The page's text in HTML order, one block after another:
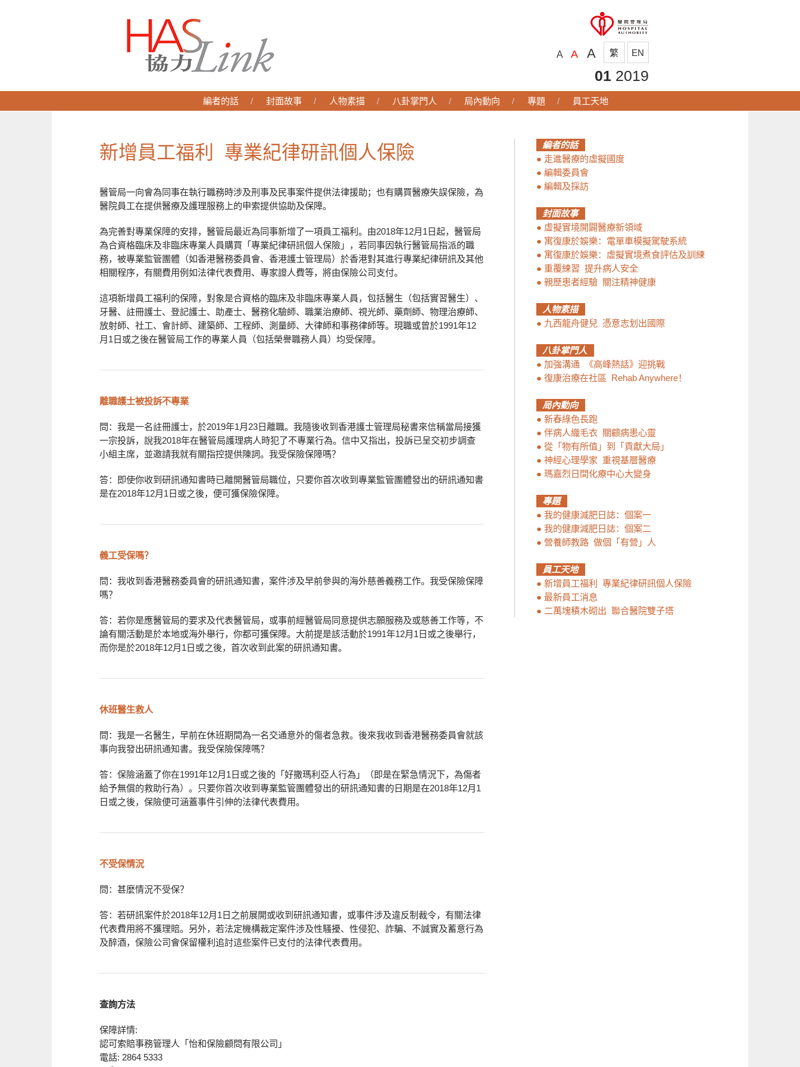
A A A 繁 EN
012019
編者的話 封面故事 人物素描 八卦掌門人 局內動向 專題 員工天地
新增員工福利 專業紀律研訊個人保險
醫管局一向會為同事在執行職務時涉及刑事及民事案件提供法律援助；也有購買醫療失誤保險，為
醫院員工在提供醫療及護理服務上的申索提供協助及保障。
為完善對專業保障的安排，醫管局最近為同事新增了一項員工福利。由2018年12月1日起，醫管局
為合資格臨床及非臨床專業人員購買「專業紀律研訊個人保險」，若同事因執行醫管局指派的職
務，被專業監管團體（如香港醫務委員會、香港護士管理局）於香港對其進行專業紀律研訊及其他
相關程序，有關費用例如法律代表費用、專家證人費等，將由保險公司支付。
這項新增員工福利的保障，對象是合資格的臨床及非臨床專業人員，包括醫生（包括實習醫生）、
牙醫、註冊護士、登記護士、助產士、醫務化驗師、職業治療師、視光師、藥劑師、物理治療師、
放射師、社工、會計師、建築師、工程師、測量師、大律師和事務律師等。現職或曾於1991年12
月1日或之後在醫管局工作的專業人員（包括榮譽職務人員）均受保障。
離職護士被投訴不專業
問：我是一名註冊護士，於2019年1月23日離職。我隨後收到香港護士管理局秘書來信稱當局接獲
一宗投訴，說我2018年在醫管局護理病人時犯了不專業行為。信中又指出，投訴已呈交初步調查
小組主席，並邀請我就有關指控提供陳詞。我受保險保障嗎？
答：即使你收到研訊通知書時已離開醫管局職位，只要你首次收到專業監管團體發出的研訊通知書
是在2018年12月1日或之後，便可獲保險保障。
義工受保嗎？
問：我收到香港醫務委員會的研訊通知書，案件涉及早前參與的海外慈善義務工作。我受保險保障
嗎？
答：若你是應醫管局的要求及代表醫管局，或事前經醫管局同意提供志願服務及或慈善工作等，不
論有關活動是於本地或海外舉行，你都可獲保障。大前提是該活動於1991年12月1日或之後舉行，
而你是於2018年12月1日或之後，首次收到此案的研訊通知書。
休班醫生救人
問：我是一名醫生，早前在休班期間為一名交通意外的傷者急救。後來我收到香港醫務委員會就該
事向我發出研訊通知書。我受保險保障嗎？
答：保險涵蓋了你在1991年12月1日或之後的「好撒瑪利亞人行為」（即是在緊急情況下，為傷者
給予無償的救助行為）。只要你首次收到專業監管團體發出的研訊通知書的日期是在2018年12月1
日或之後，保險便可涵蓋事件引伸的法律代表費用。
不受保情況
問：甚麼情況不受保？
答：若研訊案件於2018年12月1日之前展開或收到研訊通知書，或事件涉及違反制裁令，有關法律
代表費用將不獲理賠。另外，若法定機構裁定案件涉及性騷擾、性侵犯、詐騙、不誠實及蓄意行為
及醉酒，保險公司會保留權利追討這些案件已支付的法律代表費用。
查詢方法
保障詳情:
認可索賠事務管理人「怡和保險顧問有限公司」
電話: 2864 5333
編者的話
● 走進醫療的虛擬國度
● 編輯委員會
● 編輯及採訪
封面故事
● 虛擬實境開闢醫療新領域
● 寓復康於娛樂：電單車模擬駕駛系統
● 寓復康於娛樂：虛擬實境煮食評估及訓練
● 重覆練習 提升病人安全
● 親歷患者經驗 關注精神健康
人物素描
● 九西龍舟健兒 憑意志划出國際
八卦掌門人
● 加強溝通 《高峰熱話》迎挑戰
● 復康治療在社區 Rehab Anywhere！
局內動向
● 新春綠色長跑
● 伴病人織毛衣 關顧病患心靈
● 從「物有所值」到「貢獻大局」
● 神經心理學家 重視基層醫療
● 瑪嘉烈日間化療中心大變身
專題
● 我的健康減肥日誌：個案一
● 我的健康減肥日誌：個案二
● 營養師教路 做個「有營」人
員工天地
● 新增員工福利 專業紀律研訊個人保險
● 最新員工消息
● 二萬塊積木砌出 聯合醫院雙子塔